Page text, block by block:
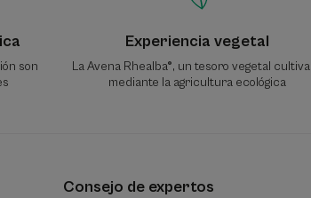
son
Experiencia vegetal
La Avena Rhealba®, un tesoro vegetal
mediante la agricultura ecológica
Consejo de expertos